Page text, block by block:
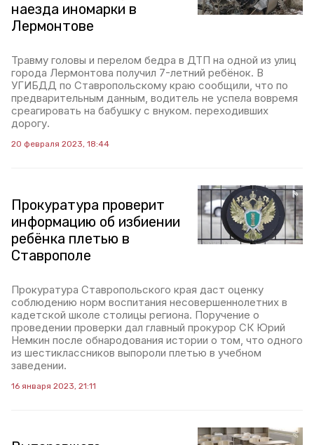
наезда иномарки в
Лермонтове
Травму головы и перелом бедра в ДТП на одной из улиц
города Лермонтова получил 7-летний ребёнок. В
УГИБДД по Ставропольскому краю сообщили, что по
предварительным данным, водитель не успела вовремя
среагировать на бабушку с внуком. переходивших
дорогу.
20 февраля 2023, 18:44
Прокуратура проверит
информацию об избиении
ребёнка плетью в
Ставрополе
Прокуратура Ставропольского края даст оценку
соблюдению норм воспитания несовершеннолетних в
кадетской школе столицы региона. Поручение о
проведении проверки дал главный прокурор СК Юрий
Немкин после обнародования истории о том, что одного
из шестиклассников выпороли плетью в учебном
заведении.
16 января 2023, 21:11